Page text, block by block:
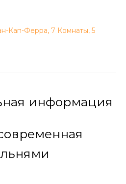
Кап-Ферра, 7 Комнаты, 5
информация